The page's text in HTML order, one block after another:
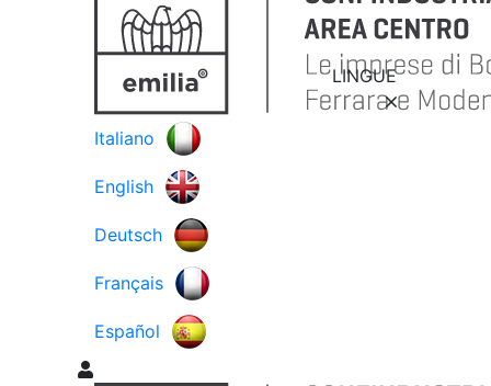
LINGUE
Italiano
English
Deutsch
Français
Español